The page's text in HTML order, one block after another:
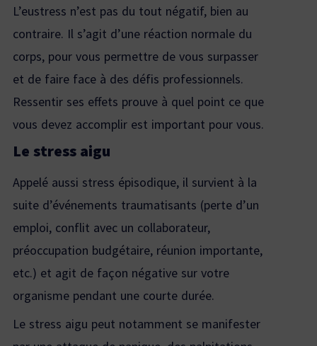
L’eustress n’est pas du tout négatif, bien au
contraire. Il s’agit d’une réaction normale du
corps, pour vous permettre de vous surpasser
et de faire face à des défis professionnels.
Ressentir ses effets prouve à quel point ce que
vous devez accomplir est important pour vous.
Le stress aigu
Appelé aussi stress épisodique, il survient à la
suite d’événements traumatisants (perte d’un
emploi, conflit avec un collaborateur,
préoccupation budgétaire, réunion importante,
etc.) et agit de façon négative sur votre
organisme pendant une courte durée.
Le stress aigu peut notamment se manifester